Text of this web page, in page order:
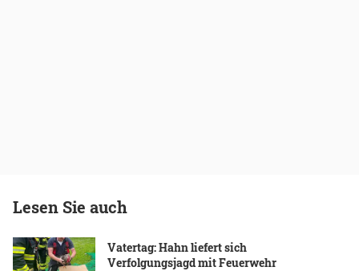
Lesen Sie auch
Vatertag: Hahn liefert sich
Verfolgungsjagd mit Feuerwehr